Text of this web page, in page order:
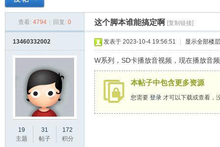
› › ›
查看: 4794 回复: 0 这个脚本谁能搞定啊 [复制链接]
13460332002
19
主题
31
帖子
172
积分
发表于 2023-10-4 19:56:51 显示全部楼层
W系列，SD卡播放音视频，现在播放音
本帖子中包含更多资源
您需要 登录才可以下载或查看，